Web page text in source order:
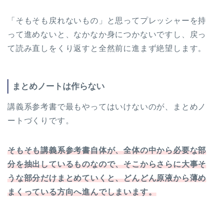
「そもそも戻れないもの」と思ってプレッシャーを持
って進めないと、なかなか身につかないですし、戻っ
て読み直しをくり返すと全然前に進まず絶望します。
まとめノートは作らない
講義系参考書で最もやってはいけないのが、まとめノ
ートづくりです。
そもそも講義系参考書自体が、全体の中から必要な部
分を抽出しているものなので、そこからさらに大事そ
うな部分だけまとめていくと、どんどん原液から薄め
まくっている方向へ進んでしまいます。